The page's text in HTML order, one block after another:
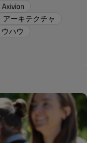
Axivion
アーキテクチャ
ハウ